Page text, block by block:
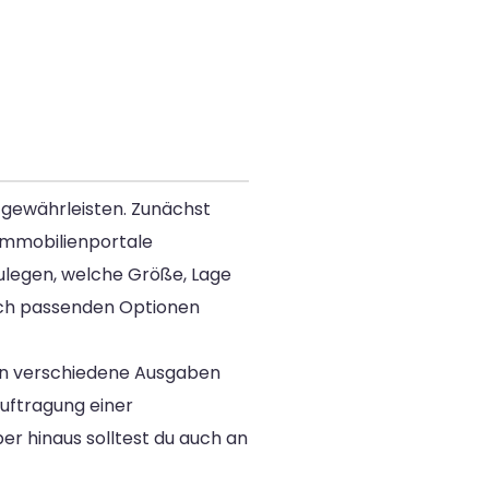
Zunächst
welche Größe, Lage
passenden Optionen
verschiedene Ausgaben
einer
hinaus solltest du auch an